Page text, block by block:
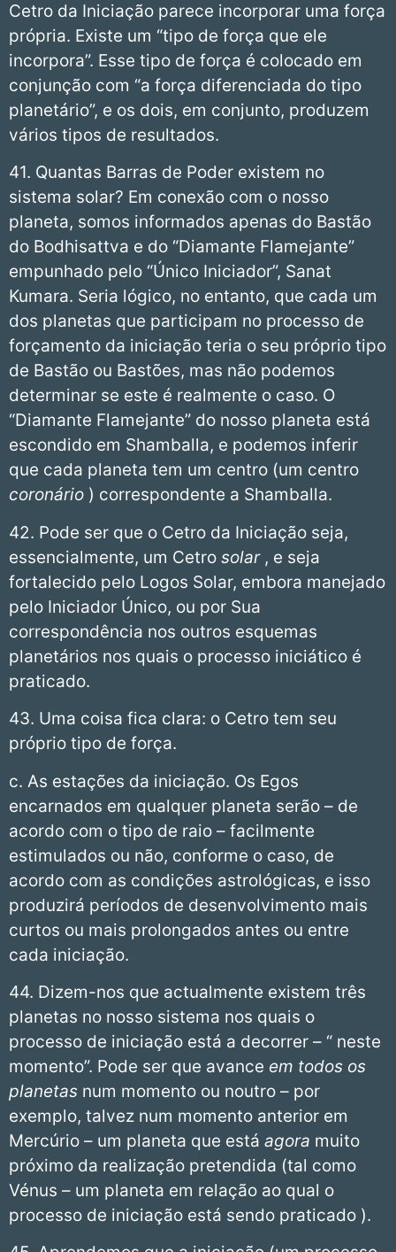
Cetro da Iniciação parece incorporar uma força
própria. Existe um “tipo de força que ele
incorpora”. Esse tipo de força é colocado em
conjunção com “a força diferenciada do tipo
planetário”, e os dois, em conjunto, produzem
vários tipos de resultados.
41. Quantas Barras de Poder existem no
sistema solar? Em conexão com o nosso
planeta, somos informados apenas do Bastão
do Bodhisattva e do “Diamante Flamejante”
empunhado pelo “Único Iniciador”, Sanat
Kumara. Seria lógico, no entanto, que cada um
dos planetas que participam no processo de
forçamento da iniciação teria o seu próprio tipo
de Bastão ou Bastões, mas não podemos
determinar se este é realmente o caso. O
“Diamante Flamejante” do nosso planeta está
escondido em Shamballa, e podemos inferir
que cada planeta tem um centro (um centro
coronário ) correspondente a Shamballa.
42. Pode ser que o Cetro da Iniciação seja,
essencialmente, um Cetro solar , e seja
fortalecido pelo Logos Solar, embora manejado
pelo Iniciador Único, ou por Sua
correspondência nos outros esquemas
planetários nos quais o processo iniciático é
praticado.
43. Uma coisa fica clara: o Cetro tem seu
próprio tipo de força.
c. As estações da iniciação. Os Egos
encarnados em qualquer planeta serão – de
acordo com o tipo de raio – facilmente
estimulados ou não, conforme o caso, de
acordo com as condições astrológicas, e isso
produzirá períodos de desenvolvimento mais
curtos ou mais prolongados antes ou entre
cada iniciação.
44. Dizem-nos que actualmente existem três
planetas no nosso sistema nos quais o
processo de iniciação está a decorrer – “ neste
momento”. Pode ser que avance em todos os
planetas num momento ou noutro – por
exemplo, talvez num momento anterior em
Mercúrio – um planeta que está agora muito
próximo da realização pretendida (tal como
Vénus – um planeta em relação ao qual o
processo de iniciação está sendo praticado ).